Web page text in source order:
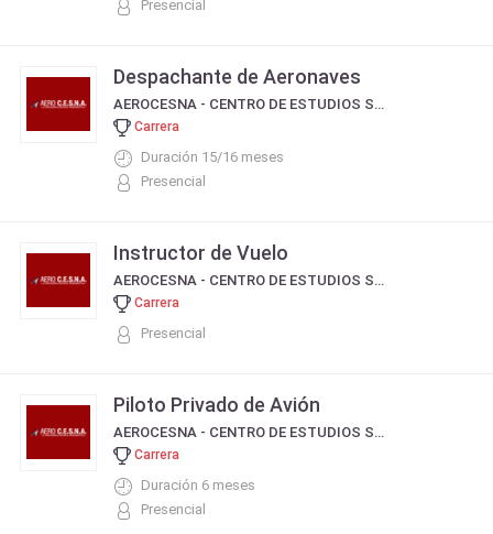
Presencial
Despachante de Aeronaves
AEROCESNA - CENTRO DE ESTUDIOS SERVICIO DE NAVEGACIÓN AÉREA
Carrera
Duración 15/16 meses
Presencial
Instructor de Vuelo
AEROCESNA - CENTRO DE ESTUDIOS SERVICIO DE NAVEGACIÓN AÉREA
Carrera
Presencial
Piloto Privado de Avión
AEROCESNA - CENTRO DE ESTUDIOS SERVICIO DE NAVEGACIÓN AÉREA
Carrera
Duración 6 meses
Presencial